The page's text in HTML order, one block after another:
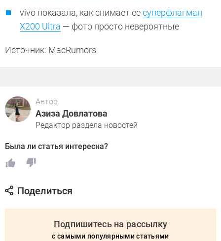
vivo показала, как снимает еесуперфлагман
X200 Ultra — фото просто невероятные
Источник: MacRumors
Автор
Азиза Довлатова
Редактор раздела новостей
Была ли статья интересна?
Поделиться
Подпишитесь на рассылку
с самыми популярными статьями